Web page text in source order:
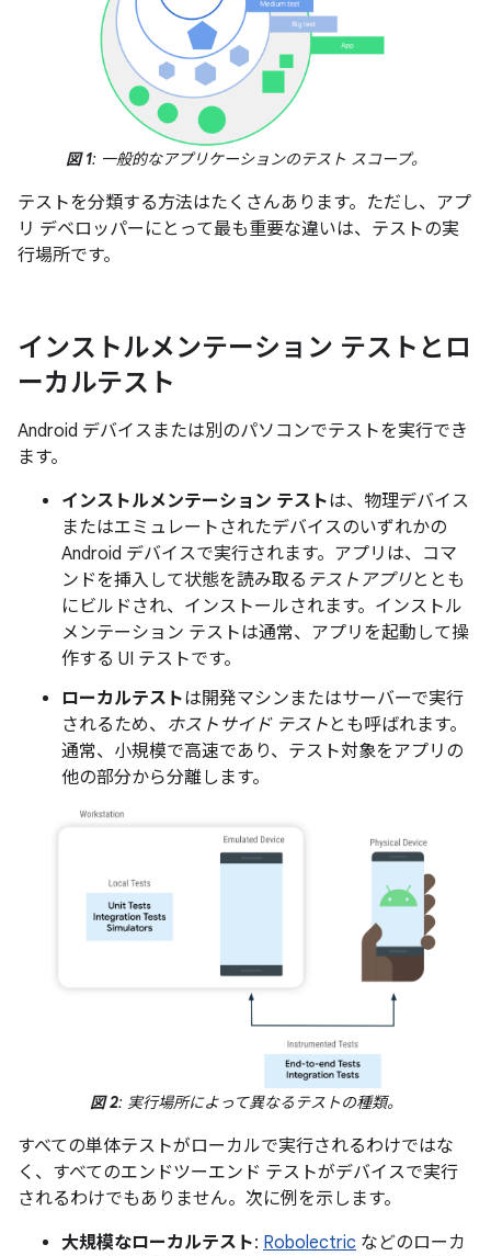
図 1: 一般的なアプリケーションのテスト スコープ。
テストを分類する方法はたくさんあります。ただし、アプ
リ デベロッパーにとって最も重要な違いは、テストの実
行場所です。
インストルメンテーション テストとロ
ーカルテスト
Android デバイスまたは別のパソコンでテストを実行でき
ます。
インストルメンテーション テストは、物理デバイス
またはエミュレートされたデバイスのいずれかの
Android デバイスで実行されます。アプリは、コマ
ンドを挿入して状態を読み取る テストアプリととも
にビルドされ、インストールされます。インストル
メンテーション テストは通常、アプリを起動して操
作する UI テストです。
ローカルテストは開発マシンまたはサーバーで実行
されるため、 ホストサイド テスト とも呼ばれます。
通常、小規模で高速であり、テスト対象をアプリの
他の部分から分離します。
図 2: 実行場所によって異なるテストの種類。
すべての単体テストがローカルで実行されるわけではな
く、すべてのエンドツーエンド テストがデバイスで実行
されるわけでもありません。次に例を示します。
大規模なローカルテスト: Robolectric などのローカ